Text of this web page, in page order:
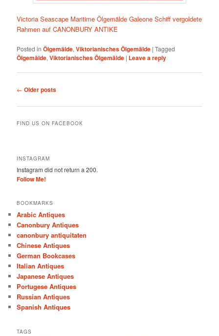
Victoria Seascape Maritime Ölgemälde Galeone Schiff vergoldete
Rahmen auf CANONBURY ANTIKE
Posted in Ölgemälde,Viktorianisches Ölgemälde |Tagged
Ölgemälde,Viktorianisches Ölgemälde | Leave a reply
Post
← Older posts
FIND US ON FACEBOOK
INSTAGRAM
Instagram did not return a 200.
Follow Me!
BOOKMARKS
Arabic Antiques
Canonbury Antiques
canonbury antiquitaten
Chinese Antiques
German Bookcases
Italian Antiques
Japanese Antiques
Portugese Antiques
Russian Antiques
Spanish Antiques
TAGS